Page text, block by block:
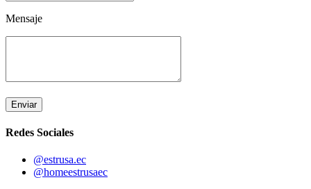
Mensaje
Enviar
Redes Sociales
@estrusa.ec
@homeestrusaec